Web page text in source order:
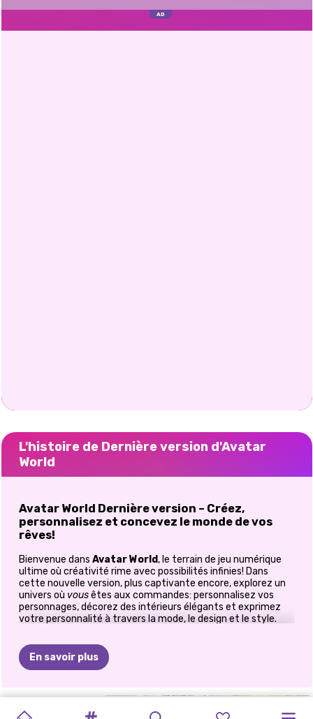
L'histoire de Dernière version d'Avatar
World
Avatar World Dernière version – Créez,
personnalisez et concevez le monde de vos
rêves!
Bienvenue dans Avatar World, le terrain de jeu numérique
ultime où créativité rime avec possibilités infinies! Dans
cette nouvelle version, plus captivante encore, explorez un
univers où vousêtes aux commandes: personnalisez vos
personnages, décorez des intérieurs élégants et exprimez
votre personnalité à travers la mode, le design et le style.
d'intérieur ou simplement amateur de narration à travers
des avatars, Avatar World
unique, pleine de charme et de possibilités de
Créez votre avatar parfait
En savoir plus
JEU
MAQUILLAGE FAITES
CRÉATEUR